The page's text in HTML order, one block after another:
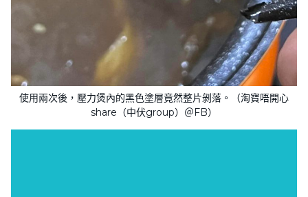
使用兩次後，壓力煲內的黑色塗層竟然整片剝落。（淘寶唔開心
share（中伏group）＠FB）